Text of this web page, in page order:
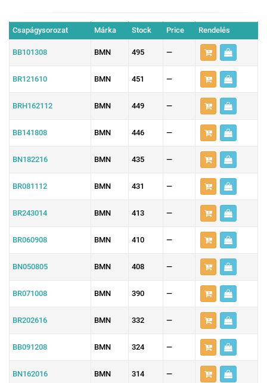
Csapágysorozat Márka Stock Price Rendelés
BB101308 BMN 495 —
BR121610 BMN 451 —
BRH162112 BMN 449 —
BB141808 BMN 446 —
BN182216 BMN 435 —
BR081112 BMN 431 —
BR243014 BMN 413 —
BR060908 BMN 410 —
BN050805 BMN 408 —
BR071008 BMN 390 —
BR202616 BMN 332 —
BB091208 BMN 324 —
BN162016 BMN 314 —